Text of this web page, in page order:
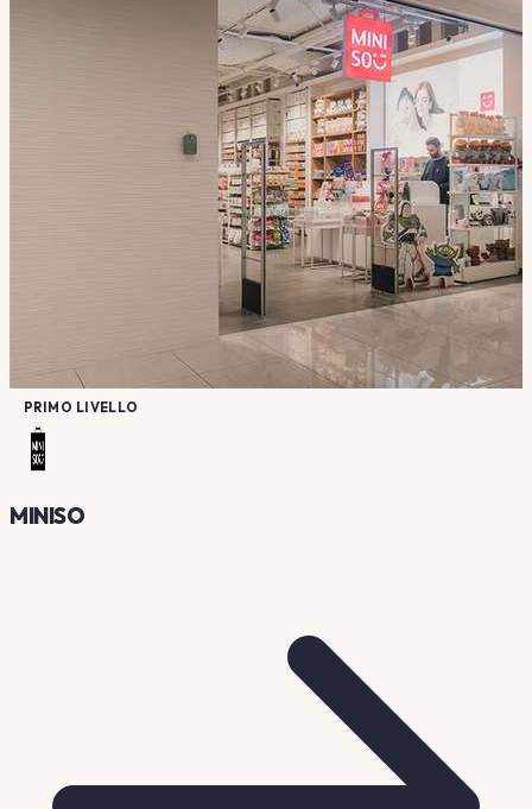
PRIMO LIVELLO
MINISO